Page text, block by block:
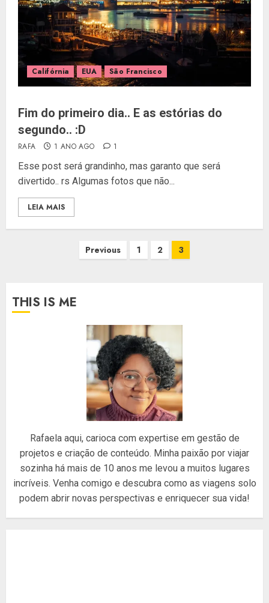
Califórnia EUA São Francisco
Fim do primeiro dia.. E as estórias do
segundo.. :D
RAFA 1 ANO AGO 1
Esse post será grandinho, mas garanto que será
divertido.. rs Algumas fotos que não...
LEIA MAIS
Previous 1 2 3
THIS IS ME
Rafaela aqui, carioca com expertise em gestão de
projetos e criação de conteúdo. Minha paixão por viajar
sozinha há mais de 10 anos me levou a muitos lugares
incríveis. Venha comigo e descubra como as viagens solo
podem abrir novas perspectivas e enriquecer sua vida!